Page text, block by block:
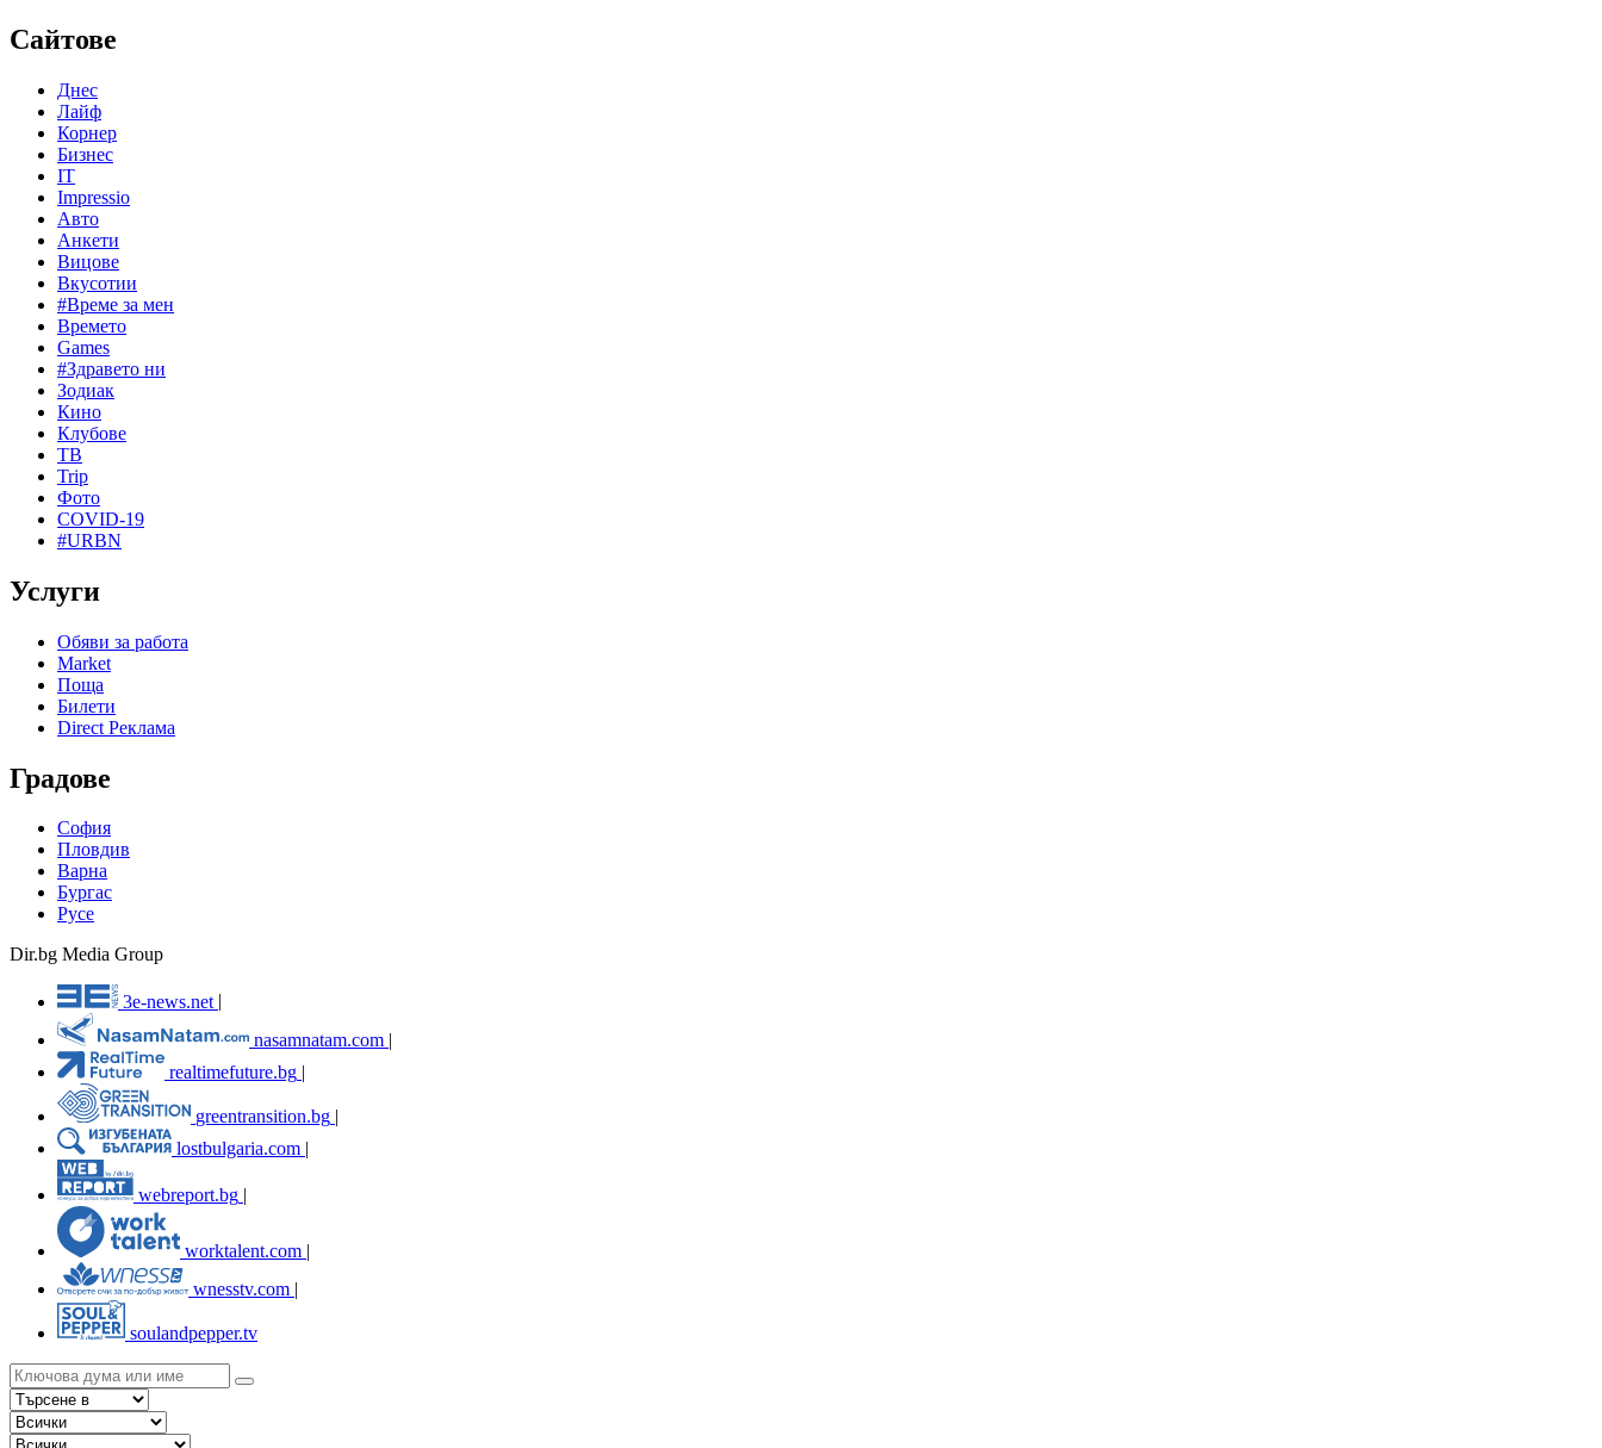
Сайтове
Днес
Лайф
Корнер
Бизнес
IT
Impressio
Авто
Анкети
Вицове
Вкусотии
#Време за мен
Времето
Games
#Здравето ни
Зодиак
Кино
Клубове
ТВ
Trip
Фото
COVID-19
#URBN
Услуги
Обяви за работа
Market
Поща
Билети
Direct Реклама
Градове
София
Пловдив
Варна
Бургас
Русе
Dir.bg Media Group
3e-news.net
nasamnatam.com |
realtimefuture.bg |
greentransition.bg |
lostbulgaria.com |
webreport.bg
worktalent.com |
wnesstv.com |
soulandpepper.tv